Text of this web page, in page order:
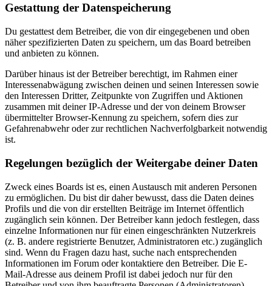
Gestattung der Datenspeicherung
Du gestattest dem Betreiber, die von dir eingegebenen und oben
näher spezifizierten Daten zu speichern, um das Board betreiben
und anbieten zu können.
Darüber hinaus ist der Betreiber berechtigt, im Rahmen einer
Interessenabwägung zwischen deinen und seinen Interessen sowie
den Interessen Dritter, Zeitpunkte von Zugriffen und Aktionen
zusammen mit deiner IP-Adresse und der von deinem Browser
übermittelter Browser-Kennung zu speichern, sofern dies zur
Gefahrenabwehr oder zur rechtlichen Nachverfolgbarkeit notwendig
ist.
Regelungen bezüglich der Weitergabe deiner Daten
Zweck eines Boards ist es, einen Austausch mit anderen Personen
zu ermöglichen. Du bist dir daher bewusst, dass die Daten deines
Profils und die von dir erstellten Beiträge im Internet öffentlich
zugänglich sein können. Der Betreiber kann jedoch festlegen, dass
einzelne Informationen nur für einen eingeschränkten Nutzerkreis
(z. B. andere registrierte Benutzer, Administratoren etc.) zugänglich
sind. Wenn du Fragen dazu hast, suche nach entsprechenden
Informationen im Forum oder kontaktiere den Betreiber. Die E-
Mail-Adresse aus deinem Profil ist dabei jedoch nur für den